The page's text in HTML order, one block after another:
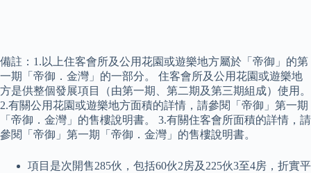
備註：1.以上住客會所及公用花園或遊樂地方屬於「帝御」的第
一期「帝御．金灣」的一部分。 住客會所及公用花園或遊樂地
方是供整個發展項目（由第一期、第二期及第三期組成）使用。
2.有關公用花園或遊樂地方面積的詳情，請參閱「帝御」第一期
「帝御．金灣」的售樓說明書。 3.有關住客會所面積的詳情，請
參閱「帝御」第一期「帝御．金灣」的售樓說明書。
項目是次開售285伙，包括60伙2房及225伙3至4房，折實平